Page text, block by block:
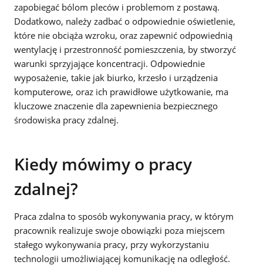
zapobiegać bólom pleców i problemom z postawą.
Dodatkowo, należy zadbać o odpowiednie oświetlenie,
które nie obciąża wzroku, oraz zapewnić odpowiednią
wentylację i przestronność pomieszczenia, by stworzyć
warunki sprzyjające koncentracji. Odpowiednie
wyposażenie, takie jak biurko, krzesło i urządzenia
komputerowe, oraz ich prawidłowe użytkowanie, ma
kluczowe znaczenie dla zapewnienia bezpiecznego
środowiska pracy zdalnej.
Kiedy mówimy o pracy
zdalnej?
Praca zdalna to sposób wykonywania pracy, w którym
pracownik realizuje swoje obowiązki poza miejscem
stałego wykonywania pracy, przy wykorzystaniu
technologii umożliwiającej komunikację na odległość.